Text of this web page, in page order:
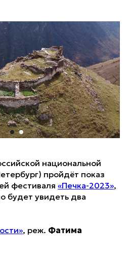
национальной
пройдёт показ
фестиваля «Печка-2023»,
будет увидеть два
, реж. Фатима